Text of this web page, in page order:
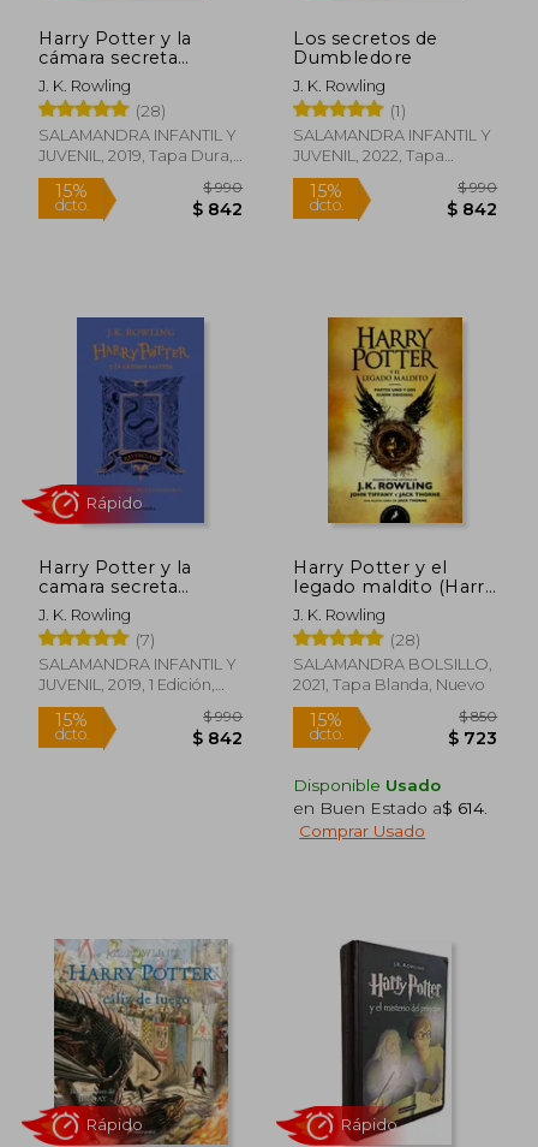
15%
dcto.
15%
dcto.
Rápido
15%
dcto. $ 3.902
Rápido
dcto.
Rápido
Harry Potter y la
cámara secreta
(edición Gryffindor del
20º aniversario) (Harry
Potter 2)
J. K. Rowling
(28)
SALAMANDRA INFANTIL Y
JUVENIL, 2019, Tapa Dura,
Nuevo
Los secretos de
Dumbledore
J. K. Rowling
(1)
SALAMANDRA INFANTIL Y
JUVENIL, 2022, Tapa
Blanda, Nuevo
Harry Potter y la
camara secreta
(edición Ravenclaw
del 20° aniversario)
(Harry Potter 2)
J. K. Rowling
(7)
SALAMANDRA INFANTIL Y
JUVENIL, 2019, 1 Edición,
Tapa Dura, Nuevo
Harry Potter y el
legado maldito (Harry
Potter 8)
J. K. Rowling
(28)
SALAMANDRA BOLSILLO,
2021, Tapa Blanda, Nuevo
Disponible Usado
en Buen Estado a$ 614
Comprar Usado